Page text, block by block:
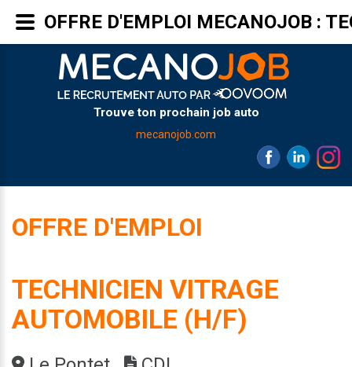
Trouve ton prochain job auto
mecanojob.com
OFFRE D'EMPLOI
TECHNICIEN VITRAGE
AUTOMOBILE (H/F)
OFFRE D'EMPLOI MECANOJOB :